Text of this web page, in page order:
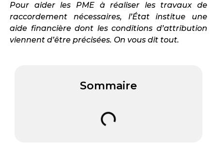
Pour aider les PME à réaliser les travaux de
raccordement nécessaires, l’État institue une
aide financière dont les conditions d’attribution
viennent d’être précisées. On vous dit tout.
Sommaire